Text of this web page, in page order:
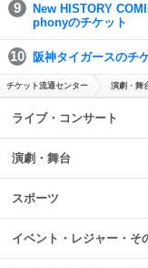
New HISTORY
phonyのチケット
阪神タイガースのチ
チケット流通センター 演劇・舞
ライブ・コンサート
演劇・舞台
スポーツ
イベント・レジャー・そ